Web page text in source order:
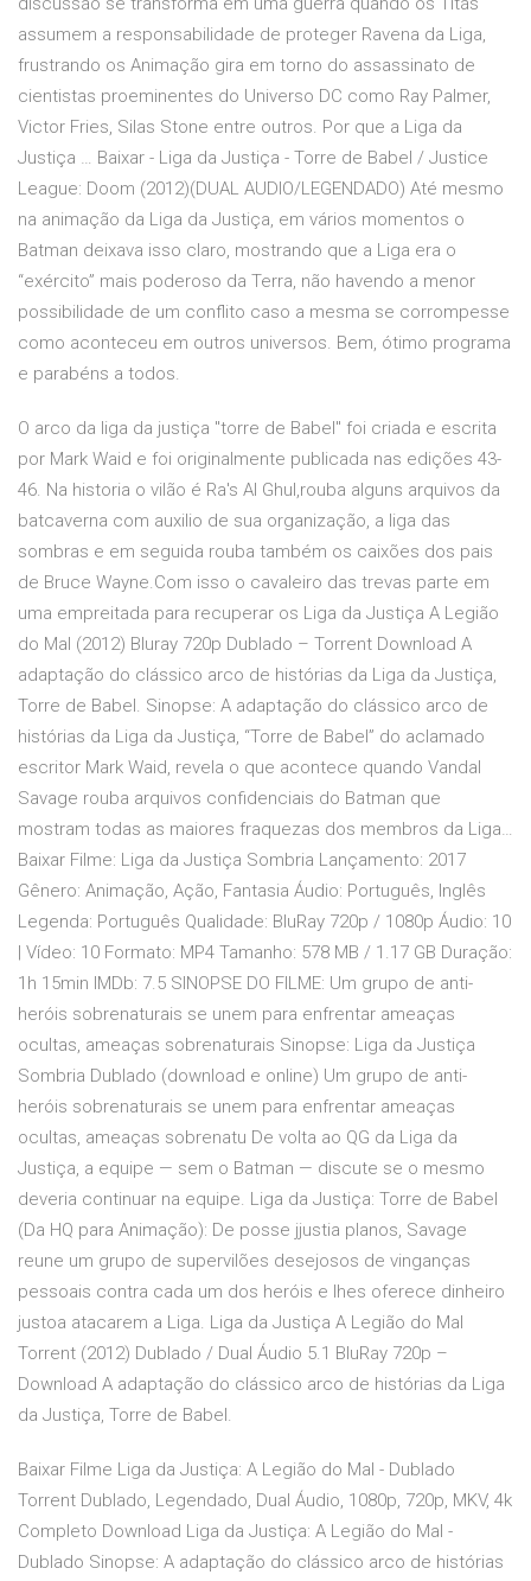
assumem a responsabilidade de proteger Ravena da Liga,
frustrando os Animação gira em torno do assassinato de
cientistas proeminentes do Universo DC como Ray Palmer,
Victor Fries, Silas Stone entre outros. Por que a Liga da
Justiça … Baixar - Liga da Justiça - Torre de Babel / Justice
League: Doom (2012)(DUAL AUDIO/LEGENDADO) Até mesmo
na animação da Liga da Justiça, em vários momentos o
Batman deixava isso claro, mostrando que a Liga era o
“exército” mais poderoso da Terra, não havendo a menor
possibilidade de um conflito caso a mesma se corrompesse
como aconteceu em outros universos. Bem, ótimo programa
e parabéns a todos.
O arco da liga da justiça "torre de Babel" foi criada e escrita
por Mark Waid e foi originalmente publicada nas edições 43-
46. Na historia o vilão é Ra's Al Ghul,rouba alguns arquivos da
batcaverna com auxilio de sua organização, a liga das
sombras e em seguida rouba também os caixões dos pais
de Bruce Wayne.Com isso o cavaleiro das trevas parte em
uma empreitada para recuperar os Liga da Justiça A Legião
do Mal (2012) Bluray 720p Dublado – Torrent Download A
adaptação do clássico arco de histórias da Liga da Justiça,
Torre de Babel. Sinopse: A adaptação do clássico arco de
histórias da Liga da Justiça, “Torre de Babel” do aclamado
escritor Mark Waid, revela o que acontece quando Vandal
Savage rouba arquivos confidenciais do Batman que
mostram todas as maiores fraquezas dos membros da Liga…
Baixar Filme: Liga da Justiça Sombria Lançamento: 2017
Gênero: Animação, Ação, Fantasia Áudio: Português, Inglês
Legenda: Português Qualidade: BluRay 720p / 1080p Áudio: 10
| Vídeo: 10 Formato: MP4 Tamanho: 578 MB / 1.17 GB Duração:
1h 15min IMDb: 7.5 SINOPSE DO FILME: Um grupo de anti-
heróis sobrenaturais se unem para enfrentar ameaças
ocultas, ameaças sobrenaturais Sinopse: Liga da Justiça
Sombria Dublado (download e online) Um grupo de anti-
heróis sobrenaturais se unem para enfrentar ameaças
ocultas, ameaças sobrenatu De volta ao QG da Liga da
Justiça, a equipe — sem o Batman — discute se o mesmo
deveria continuar na equipe. Liga da Justiça: Torre de Babel
(Da HQ para Animação): De posse jjustia planos, Savage
reune um grupo de supervilões desejosos de vinganças
pessoais contra cada um dos heróis e lhes oferece dinheiro
justoa atacarem a Liga. Liga da Justiça A Legião do Mal
Torrent (2012) Dublado / Dual Áudio 5.1 BluRay 720p –
Download A adaptação do clássico arco de histórias da Liga
da Justiça, Torre de Babel.
Baixar Filme Liga da Justiça: A Legião do Mal - Dublado
Torrent Dublado, Legendado, Dual Áudio, 1080p, 720p, MKV, 4k
Completo Download Liga da Justiça: A Legião do Mal -
Dublado Sinopse: A adaptação do clássico arco de histórias